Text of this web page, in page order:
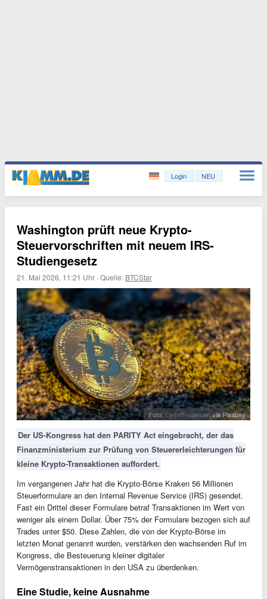
Login NEU
Washington prüft neue Krypto-
Steuervorschriften mit neuem IRS-
Studiengesetz
21. Mai 2026, 11:21 Uhr ·Quelle: BTCStar
Foto: EivindPedersenvia Pixabay
Der US-Kongress hat den PARITY Act eingebracht, der das
Finanzministerium zur Prüfung von Steuererleichterungen für
kleine Krypto-Transaktionen auffordert.
Im vergangenen Jahr hat die Krypto-Börse Kraken 56 Millionen
Steuerformulare an den Internal Revenue Service (IRS) gesendet.
Fast ein Drittel dieser Formulare betraf Transaktionen im Wert von
weniger als einem Dollar. Über 75% der Formulare bezogen sich auf
Trades unter $50. Diese Zahlen, die von der Krypto-Börse im
letzten Monat genannt wurden, verstärken den wachsenden Ruf im
Kongress, die Besteuerung kleiner digitaler
Vermögenstransaktionen in den USA zu überdenken.
Eine Studie, keine Ausnahme